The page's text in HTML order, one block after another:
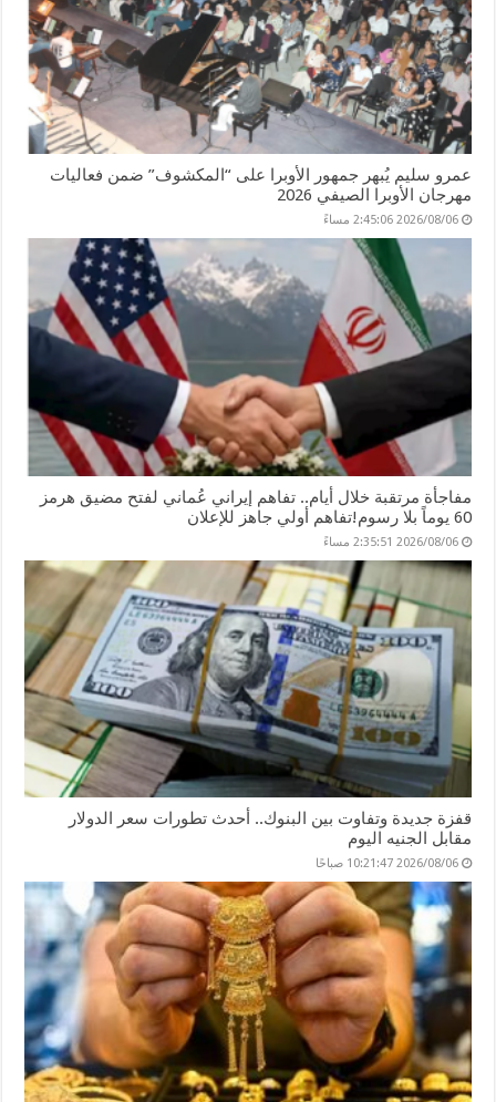
عمرو سليم يُبهر جمهور الأوبرا على “المكشوف” ضمن فعاليات
مهرجان الأوبرا الصيفي 2026
2026/08/06 2:45:06 مساءً
مفاجأة مرتقبة خلال أيام.. تفاهم إيراني عُماني لفتح مضيق هرمز
60 يوماً بلا رسوم!تفاهم أولي جاهز للإعلان
2026/08/06 2:35:51 مساءً
قفزة جديدة وتفاوت بين البنوك.. أحدث تطورات سعر الدولار
مقابل الجنيه اليوم
2026/08/06 10:21:47 صباحًا